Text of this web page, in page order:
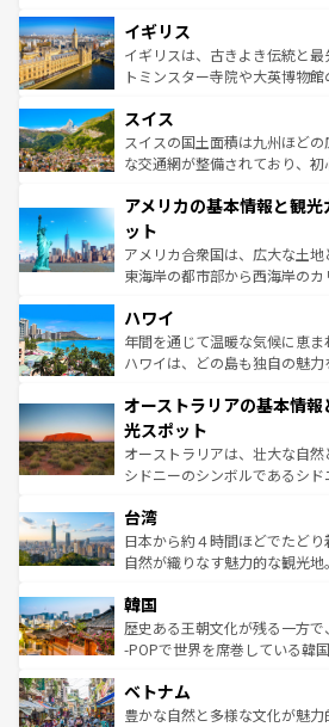
香り高いラベンダー畑など、多
らに、パリ以外の地域にも魅
も豊かな歴史と文化が息づいて
を参照してほしい。
顔を持つこの国は、どこを歩い
ルリンの文化的活気、バイエ
してライン川沿いのワイン畑
は、お酒好きな人にはぜひ体験してほし
ドイツ情報はコンテンツ一覧を
イギリス
イギリスは、古きよき伝統と
トミンスター寺院や大英博物
リアごとに異なる魅力がある。
ティー、ビール好きにはたま
戦など、本場だからこそでき
ンツ一覧を参照してほしい。
スイス
スイスの国土面積は九州ほど
な交通網が整備されており、
の建物がそのまま残る町や、ス
博物館もあり、アルプス観光だ
ことができる。国民の所得が高
者向けの交通パス提供のサー
着のスイス情報は
アメリカの基本情報と観
ット
アメリカ合衆国は、広大な土地
東海岸の都市部から西海岸の
のような巨大都市は、観光、シ
ンメントが詰まった刺激的な
西部には大自然が広がり、グ
部のニューオーリンズでは、音
文化が魅力。旅行者はアメリカ
しみながら、その多様性と豊か
るだろう。車でのロードトリッ
情報は
ハワイ
年間を通じて温暖な気候に恵
ハワイは、どの島も独自の魅
ワイ島は見逃せない。また、定
島だが、静かな自然を求めるな
おすすめ。エメラルドグリーン
文化や歴史が息づいている。
人々、おいしいローカルフード
ク、伝統的なフラダンスなど
っている。訪れるたびに新しい
はコンテンツ一覧
オーストラリアの基本情
光スポット
オーストラリアは、壮大な自然
シドニーのシンボルであるシ
リアリーフや大陸中央部にそび
ク）、タスマニアの美しい原
ど、見どころがたくさん。ま
いる。アクティビティも充実し
ビング、ハイキングなど、ア
い。オーストラリアの多彩な
参照してほしい。
台湾
日本から約４時間ほどでたど
自然が織りなす魅力的な観光
ン）、静ひつな山岳地帯である
と山間の静けさが共存してお
驚きをもたらしてくれる。ま
容にもいいと評判のスイーツな
が味わえる。 なお、新着の
韓国
歴史ある王朝文化が残る一方
-POPで世界を席巻している韓
き、地方に足を延ばせば四季折
できる。そして、キムチや焼
ベトナム
豊かな自然と多様な文化が魅